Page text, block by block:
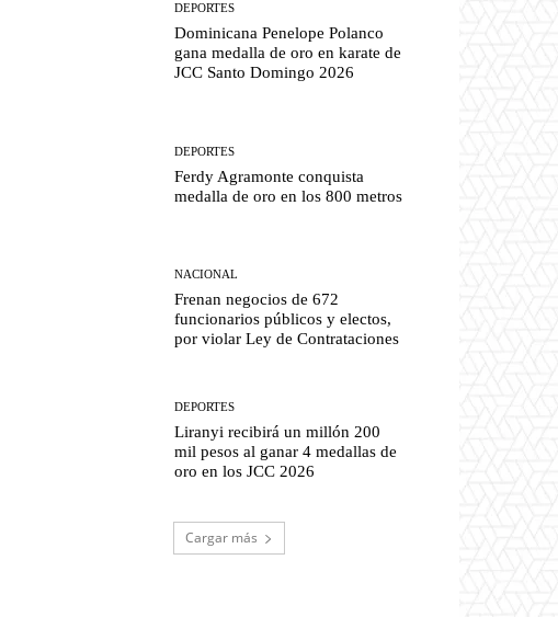
DEPORTES
Dominicana Penelope Polanco
gana medalla de oro en karate de
JCC Santo Domingo 2026
DEPORTES
Ferdy Agramonte conquista
medalla de oro en los 800 metros
NACIONAL
Frenan negocios de 672
funcionarios públicos y electos,
por violar Ley de Contrataciones
DEPORTES
Liranyi recibirá un millón 200
mil pesos al ganar 4 medallas de
oro en los JCC 2026
Cargar más